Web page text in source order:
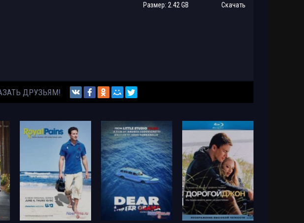
Размер: 2.42 GB Скачать
ДРУЗЬЯМ!